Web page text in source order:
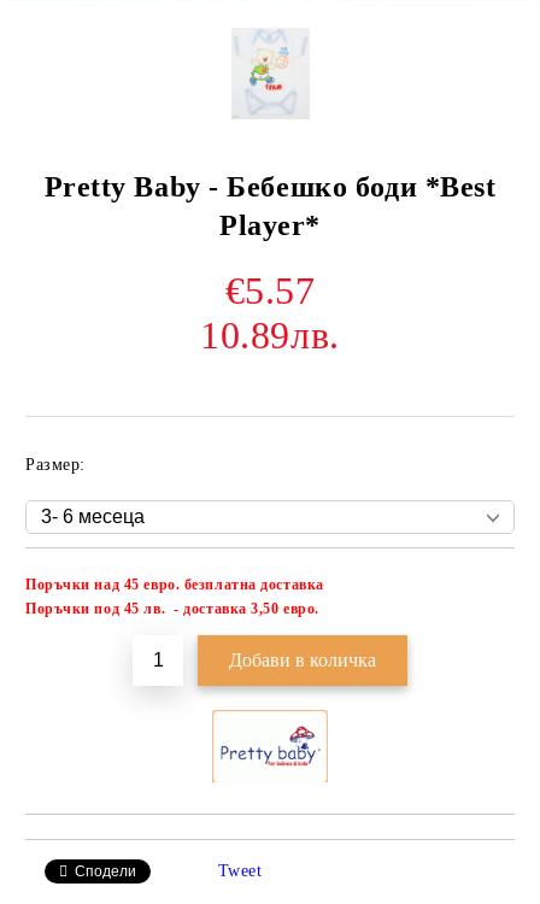
Pretty Baby - Бебешко боди *Best
Player*
€5.57
10.89лв.
Размер:
Поръчки над 45 евро. безплатна доставка
Поръчки под 45 лв. - доставка 3,50 евро.
Сподели Tweet